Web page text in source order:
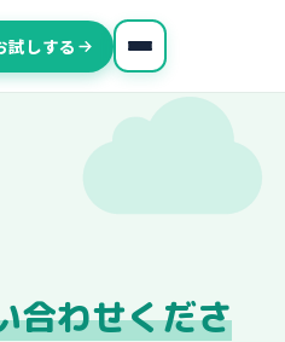
試しする
合わせくださ